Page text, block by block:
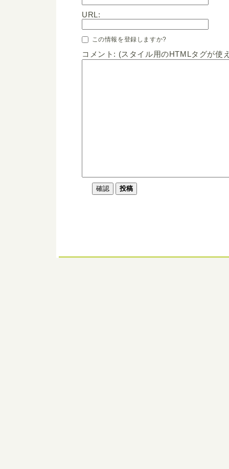
URL:
この情報を登録しますか?
コメント: (スタイル用のHTMLタグが使